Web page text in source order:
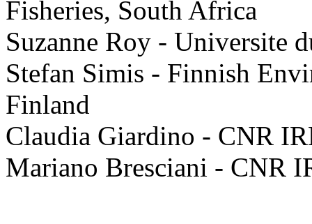
Fisheries, South Africa
Suzanne Roy - Universite
Stefan Simis - Finnish
Finland
Claudia Giardino - CNR
Mariano Bresciani - CNR